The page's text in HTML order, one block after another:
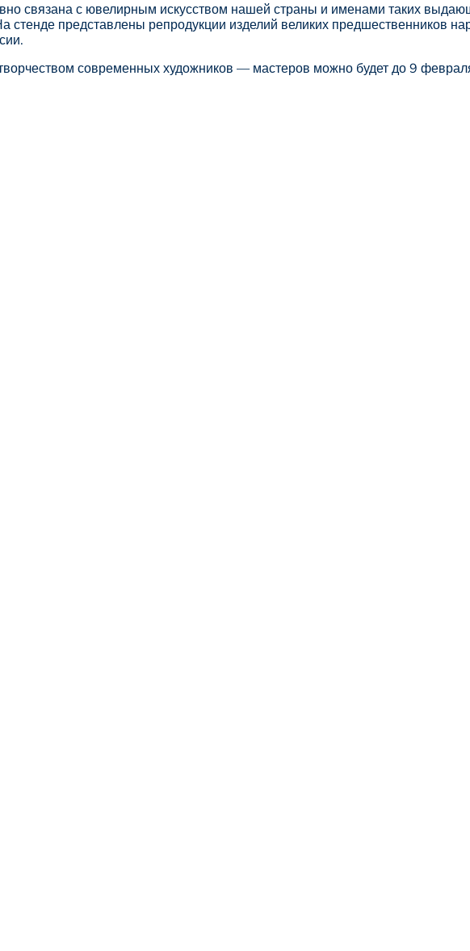
связана с ювелирным искусством нашей страны и именами таких
представлены репродукции изделий великих предшественников
современных художников — мастеров можно будет до 9